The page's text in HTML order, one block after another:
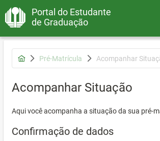
Portal do Estudante
de Graduação
Pré-Matrícula Acompanhar
Acompanhar Situação
Aqui você acompanha a situação da sua pré-
Confirmação de dados